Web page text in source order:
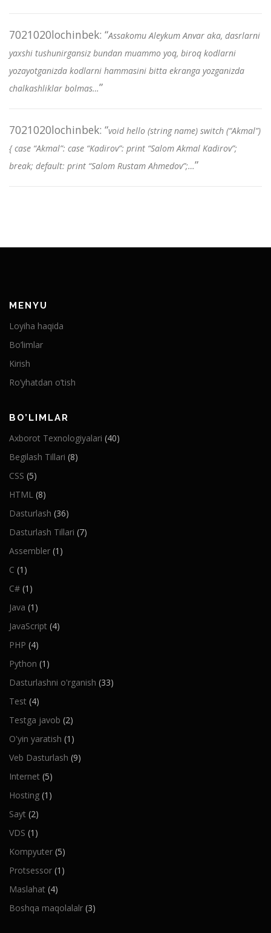
7021020lochinbek: “Assakomu Aleykum Anvar aka, dasrlarni
yaxshi tushunirgansiz bundan muammo yoq, biroq kodlarni
yozayotganizda kodlarni hammasini bitta ekranga yozganizda
chalkashliklar bolmas…”
7021020lochinbek: “void hello (string name) switch (“Akmal”)
{ case “Akmal”: case “Kadirov”: print “Salom Akmal Kadirov”;
break; default: print “Salom Rustam Ahmedov”;…”
MENYU
Loyiha haqida
Bo’limlar
Kirish
Ro’yhatdan o’tish
BO’LIMLAR
Axborot Texnologiyalari (40)
Begilash Tillari (8)
CSS (5)
HTML (8)
Dasturlash (36)
Dasturlash Tillari (7)
Assembler (1)
C (1)
C# (1)
Java (1)
JavaScript (4)
PHP (4)
Python (1)
Dasturlashni o'rganish (33)
Test (4)
Testga javob (2)
O'yin yaratish (1)
Veb Dasturlash (9)
Internet (5)
Hosting (1)
Sayt (2)
VDS (1)
Kompyuter (5)
Protsessor (1)
Maslahat (4)
Boshqa maqolalalr (3)